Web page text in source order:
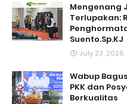
Mengenang
Terlupakan:
Suento.Sp.KJ
July 23, 2026
Wabup
PKK dan
Berkualitas